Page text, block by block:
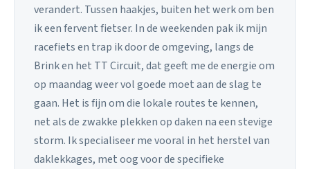
verandert. Tussen haakjes, buiten het werk om ben
ik een fervent fietser. In de weekenden pak ik mijn
racefiets en trap ik door de omgeving, langs de
Brink en het TT Circuit, dat geeft me de energie om
op maandag weer vol goede moet aan de slag te
gaan. Het is fijn om die lokale routes te kennen,
net als de zwakke plekken op daken na een stevige
storm. Ik specialiseer me vooral in het herstel van
daklekkages, met oog voor de specifieke